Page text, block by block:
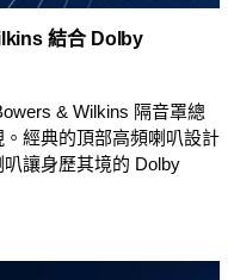
結合 Dolby
& Wilkins 隔音罩總
經典的頂部高頻喇叭設計
讓身歷其境的 Dolby